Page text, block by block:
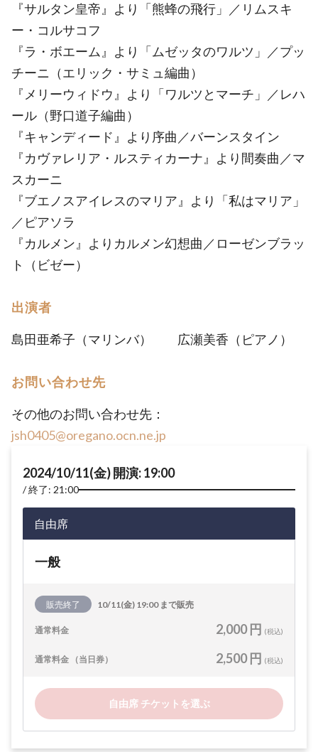
『サルタン皇帝』より「熊蜂の飛行」／リムスキ
ー・コルサコフ
『ラ・ボエーム』より「ムゼッタのワルツ」／プッ
チーニ（エリック・サミュ編曲）
『メリーウィドウ』より「ワルツとマーチ」／レハ
ール（野口道子編曲）
『キャンディード』より序曲／バーンスタイン
『カヴァレリア・ルスティカーナ』より間奏曲／マ
スカーニ
『ブエノスアイレスのマリア』より「私はマリア」
／ピアソラ
『カルメン』よりカルメン幻想曲／ローゼンブラッ
ト（ビゼー）
出演者
島田亜希子（マリンバ） 広瀬美香（ピアノ）
お問い合わせ先
その他のお問い合わせ先：
jsh0405@oregano.ocn.ne.jp
2024/10/11(金) 開演: 19:00
終了: 21:00
自由席
一般
販売終了 10/11(金) 19:00 まで販売
通常料金 2,000 円 (税込)
通常料金 （当日券） 2,500 円 (税込)
自由席 チケットを選ぶ